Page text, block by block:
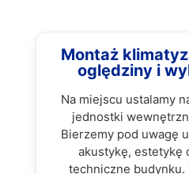
Montaż
oględziny i
Na miejscu ustalamy
jednostki
Bierzemy pod uwagę
akustykę, estetykę
techniczne budynku.